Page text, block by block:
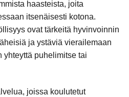
haasteista, joita
itsenäisesti kotona.
ovat tärkeitä hyvinvoinnin
ja ystäviä vierailemaan
puhelimitse tai
joissa koulutetut